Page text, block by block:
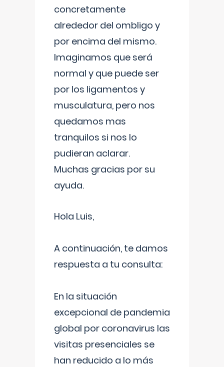
concretamente
alrededor del ombligo y
por encima del mismo.
Imaginamos que será
normal y que puede ser
por los ligamentos y
musculatura, pero nos
quedamos mas
tranquilos si nos lo
pudieran aclarar.
Muchas gracias por su
ayuda.
Hola Luis,
A continuación, te damos
respuesta a tu consulta:
En la situación
excepcional de pandemia
global por coronavirus las
visitas presenciales se
han reducido a lo más